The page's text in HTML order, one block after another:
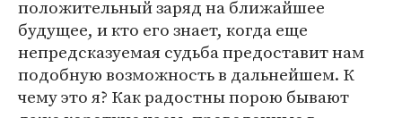
положительный заряд на ближайшее
будущее, и кто его знает, когда еще
непредсказуемая судьба предоставит нам
подобную возможность в дальнейшем. К
чему это я? Как радостны порою бывают